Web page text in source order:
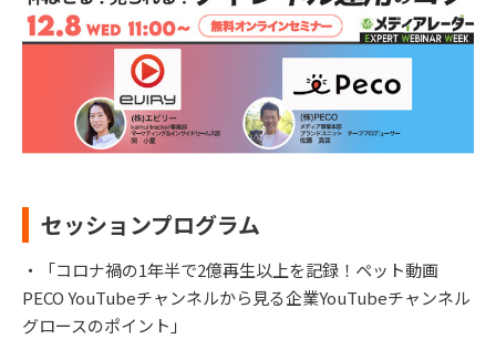
セッションプログラム
・「コロナ禍の1年半で2億再生以上を記録！ペット動画
PECO YouTubeチャンネルから見る企業YouTubeチャンネル
グロースのポイント」